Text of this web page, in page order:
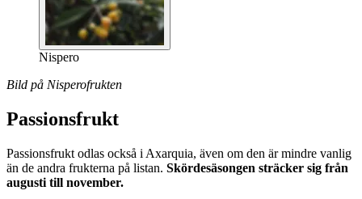
Nispero
Bild på Nisperofrukten
Passionsfrukt
Passionsfrukt odlas också i Axarquia, även om den är mindre vanlig
än de andra frukterna på listan. Skördesäsongen sträcker sig från
augusti till november.